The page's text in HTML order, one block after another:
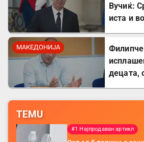
Вучиќ:
иста и
МАКЕДОНИЈА
децата,
TEMU
#1 Најпродаван артикл